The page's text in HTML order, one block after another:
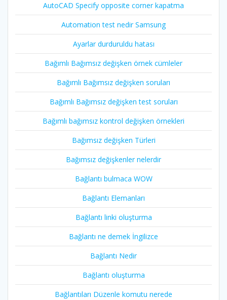
AutoCAD Specify opposite corner kapatma
Automation test nedir Samsung
Ayarlar durduruldu hatası
Bağımlı Bağımsız değişken örnek cümleler
Bağımlı Bağımsız değişken soruları
Bağımlı Bağımsız değişken test soruları
Bağımlı bağımsız kontrol değişken örnekleri
Bağımsız değişken Türleri
Bağımsız değişkenler nelerdir
Bağlantı bulmaca WOW
Bağlantı Elemanları
Bağlantı linki oluşturma
Bağlantı ne demek İngilizce
Bağlantı Nedir
Bağlantı oluşturma
Bağlantıları Düzenle komutu nerede